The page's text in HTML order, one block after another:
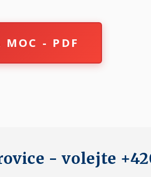
MOC - PDF
- volejte